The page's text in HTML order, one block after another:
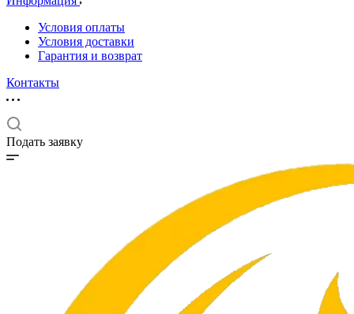
Условия оплаты
Условия доставки
Гарантия и возврат
Контакты
Подать заявку